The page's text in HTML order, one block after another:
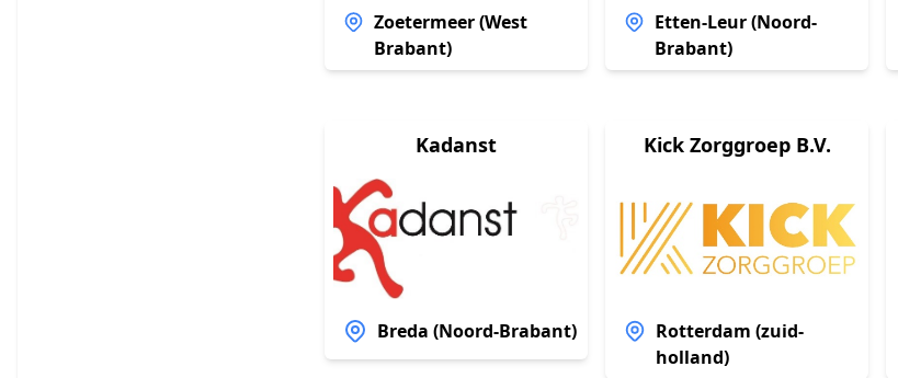
Zoetermeer (West
Brabant)
Etten-Leur (Noord-
Brabant)
Kadanst
Breda (Noord-Brabant)
Kick Zorggroep B.V.
Rotterdam (zuid-
holland)